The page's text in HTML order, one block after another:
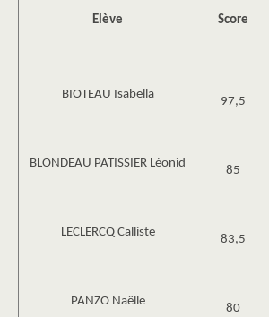
Elève Score
BIOTEAU Isabella
97,5
BLONDEAU PATISSIER Léonid
85
LECLERCQ Calliste
83,5
PANZO Naëlle
80